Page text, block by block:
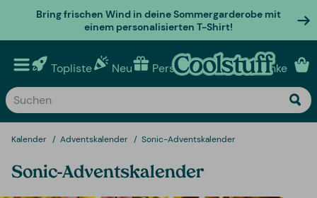
Bring frischen Wind in deine Sommergarderobe mit
einem personalisierten T-Shirt!
Topliste Neu Personalisierte geschenke
Kalender Adventskalender Sonic-Adventskalender
Sonic-Adventskalender